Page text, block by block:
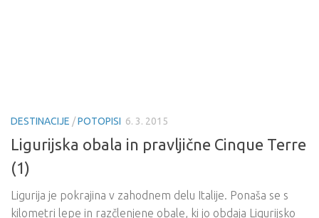
DESTINACIJE /POTOPISI 6. 3. 2015
Ligurijska obala in pravljične Cinque Terre
(1)
Ligurija je pokrajina v zahodnem delu Italije. Ponaša se s
kilometri lepe in razčlenjene obale, ki jo obdaja Ligurijsko